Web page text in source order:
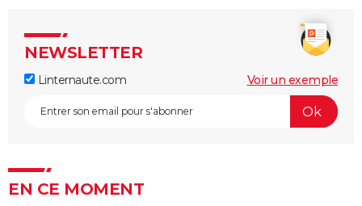
NEWSLETTER
Linternaute.com Voir un exemple
EN CE MOMENT